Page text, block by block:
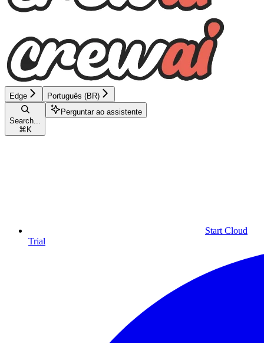
Edge Português (BR)
Search...
⌘ K
Perguntar ao assistente
Start Cloud
Trial